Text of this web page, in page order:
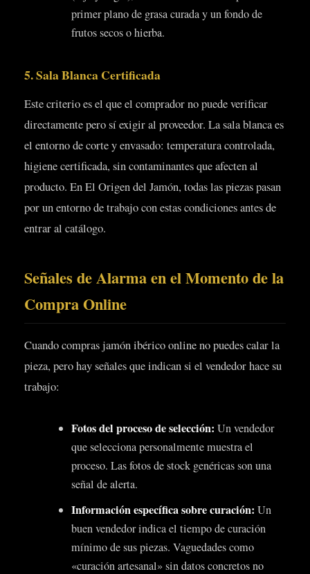
primer plano de grasa curada y un fondo de
frutos secos o hierba.
5. Sala Blanca Certificada
Este criterio es el que el comprador no puede verificar
directamente pero sí exigir al proveedor. La sala blanca es
el entorno de corte y envasado: temperatura controlada,
higiene certificada, sin contaminantes que afecten al
producto. En El Origen del Jamón, todas las piezas pasan
por un entorno de trabajo con estas condiciones antes de
entrar al catálogo.
Señales de Alarma en el Momento de la
Compra Online
Cuando compras jamón ibérico online no puedes calar la
pieza, pero hay señales que indican si el vendedor hace su
trabajo:
Fotos del proceso de selección: Un vendedor
que selecciona personalmente muestra el
proceso. Las fotos de stock genéricas son una
señal de alerta.
Información específica sobre curación: Un
buen vendedor indica el tiempo de curación
mínimo de sus piezas. Vaguedades como
«curación artesanal» sin datos concretos no